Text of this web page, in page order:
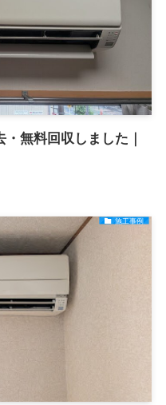
無料回収しました｜
施工事例